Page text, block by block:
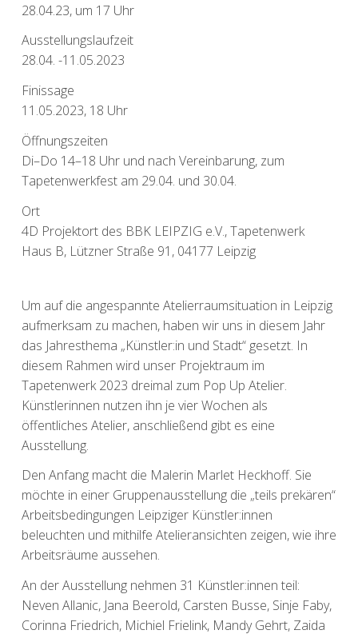
28.04.23, um 17 Uhr
Ausstellungslaufzeit
28.04. -11.05.2023
Finissage
11.05.2023, 18 Uhr
Öffnungszeiten
Di–Do 14–18 Uhr und nach Vereinbarung, zum
Tapetenwerkfest am 29.04. und 30.04.
Ort
4D Projektort des BBK LEIPZIG e.V., Tapetenwerk
Haus B, Lützner Straße 91, 04177 Leipzig
Um auf die angespannte Atelierraumsituation in Leipzig
aufmerksam zu machen, haben wir uns in diesem Jahr
das Jahresthema „Künstler:in und Stadt“ gesetzt. In
diesem Rahmen wird unser Projektraum im
Tapetenwerk 2023 dreimal zum Pop Up Atelier.
Künstlerinnen nutzen ihn je vier Wochen als
öffentliches Atelier, anschließend gibt es eine
Ausstellung.
Den Anfang macht die Malerin Marlet Heckhoff. Sie
möchte in einer Gruppenausstellung die „teils prekären“
Arbeitsbedingungen Leipziger Künstler:innen
beleuchten und mithilfe Atelieransichten zeigen, wie ihre
Arbeitsräume aussehen.
An der Ausstellung nehmen 31 Künstler:innen teil:
Neven Allanic, Jana Beerold, Carsten Busse, Sinje Faby,
Corinna Friedrich, Michiel Frielink, Mandy Gehrt, Zaida